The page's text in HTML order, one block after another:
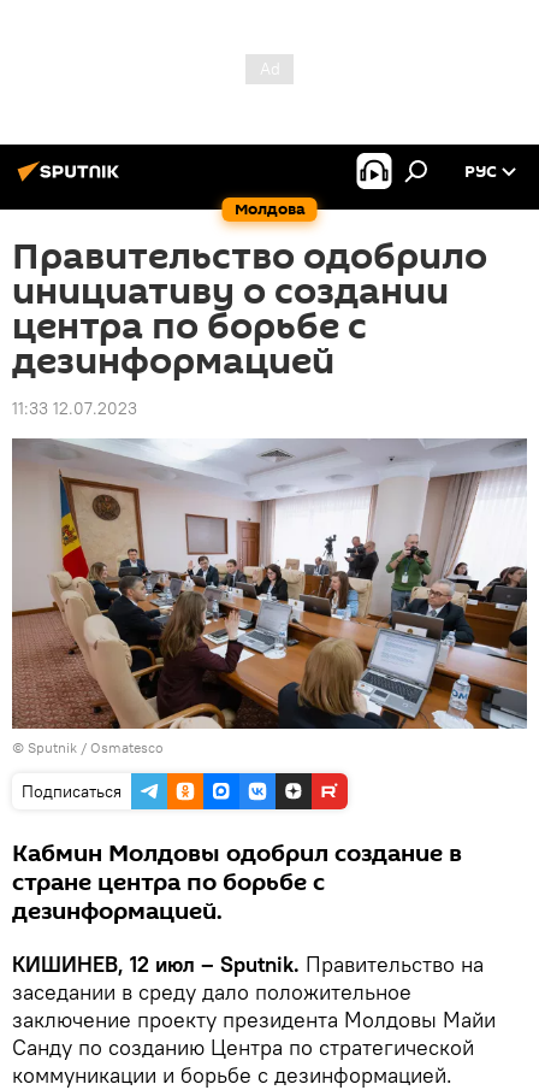
Молдова
РУС
Правительство одобрило
инициативу о создании
центра по борьбе с
дезинформацией
11:33 12.07.2023
© Sputnik / Osmatesco
Подписаться
Кабмин Молдовы одобрил создание в
стране центра по борьбе с
дезинформацией.
КИШИНЕВ, 12 июл – Sputnik. Правительство на
заседании в среду дало положительное
заключение проекту президента Молдовы Майи
Санду по созданию Центра по стратегической
коммуникации и борьбе с дезинформацией.